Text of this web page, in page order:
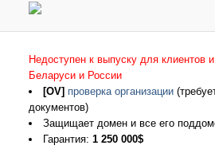
Недоступен к выпуску для клиентов
Беларуси и России
[OV] проверка организации
документов)
Защищает домен и все его
Гарантия: 1 250 000$